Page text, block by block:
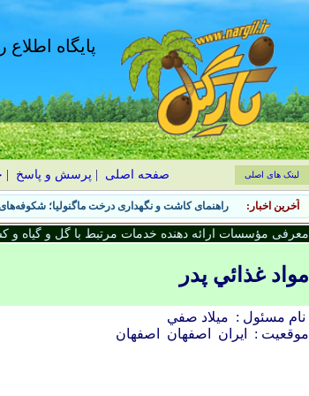
پایگاه
صفحه اصلی پرسش و پاسخ لینک های اصلی
آخرین اخبار: راهنمای کاشت و نگهداری درخت ماگنولیا؛
معرفی مؤسسات ارائه دهنده خدمات مرتبط با گل و گیاه و
مواد غذائي پدر
نام مسئول : ميلاد صفي
موقعیت :
ایران اصفهان اصفهان